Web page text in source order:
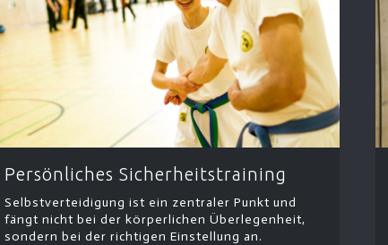
Persönliches Sicherheitstraining
Selbstverteidigung ist ein zentraler Punkt und
fängt nicht bei der körperlichen Überlegenheit,
sondern bei der richtigen Einstellung an.